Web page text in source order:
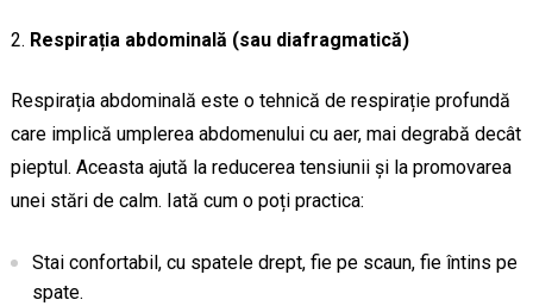
Respirația abdominală (sau diafragmatică)
Respirația abdominală este o tehnică de respirație profundă
care implică umplerea abdomenului cu aer, mai degrabă decât
pieptul. Aceasta ajută la reducerea tensiunii și la promovarea
unei stări de calm. Iată cum o poți practica:
Stai confortabil, cu spatele drept, fie pe scaun, fie întins pe
spate.